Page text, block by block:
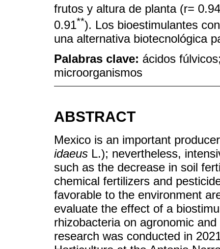
frutos y altura de planta (r= 0.94
0.91**). Los bioestimulantes
una alternativa biotecnológica
Palabras clave: ácidos
microorganismos
ABSTRACT
Mexico is an important
idaeus L.); nevertheless,
such as the decrease in soil
chemical fertilizers and
favorable to the environment
evaluate the effect of a
rhizobacteria on agronomic
research was conducted in